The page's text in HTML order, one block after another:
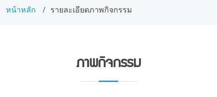
หน้าหลัก รายละเอียดภาพกิจกรรม
ภาพกิจกรรม